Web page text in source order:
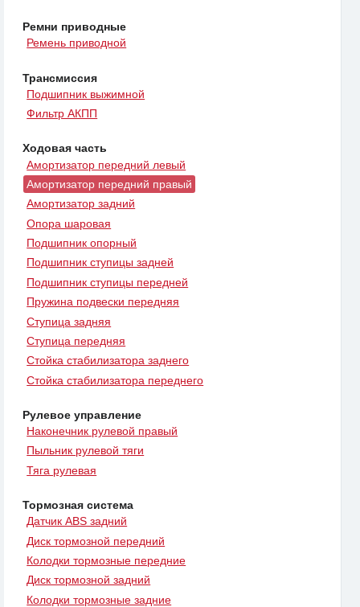
Ремни приводные
Ремень приводной
Трансмиссия
Подшипник выжимной
Фильтр АКПП
Ходовая часть
Амортизатор передний левый
Амортизатор передний правый
Амортизатор задний
Опора шаровая
Подшипник опорный
Подшипник ступицы задней
Подшипник ступицы передней
Пружина подвески передняя
Ступица задняя
Ступица передняя
Стойка стабилизатора заднего
Стойка стабилизатора переднего
Рулевое управление
Наконечник рулевой правый
Пыльник рулевой тяги
Тяга рулевая
Тормозная система
Датчик ABS задний
Диск тормозной передний
Колодки тормозные передние
Диск тормозной задний
Колодки тормозные задние